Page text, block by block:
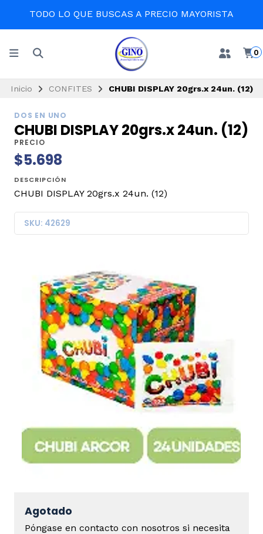
TODO LO QUE BUSCAS A PRECIO MAYORISTA
0
Inicio CONFITES CHUBI DISPLAY 20grs.x 24un. (12)
DOS EN UNO
CHUBI DISPLAY 20grs.x 24un. (12)
PRECIO
$5.698
DESCRIPCIÓN
CHUBI DISPLAY 20grs.x 24un. (12)
SKU: 42629
Agotado
Póngase en contacto con nosotros si necesita